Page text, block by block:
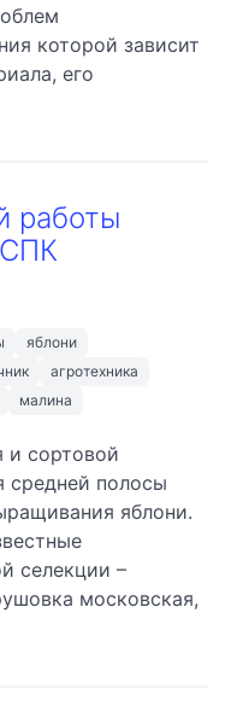
которой зависит
его
работы
яблони
агротехника
малина
и сортовой
средней полосы
яблони.
селекции –
московская,